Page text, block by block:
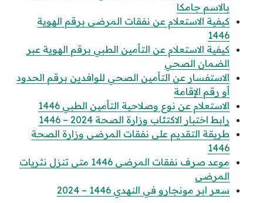
بالاسم جامكا
كيفية الاستعلام عن نفقات المرضى برقم الهوية
1446
كيفية الاستعلام عن التأمين الطبي برقم الهوية عبر
الضمان الصحي
الاستفسار عن التأمين الصحي للوافدين برقم الحدود
أو رقم الإقامة
الاستعلام عن نوع وصلاحية التأمين الطبي 1446
رابط اختبار الاكتئاب وزارة الصحة 2024 – 1446
طريقة التقديم على نفقات المرضى وزارة الصحة
1446
موعد صرف نفقات المرضى 1446 متى تنزل نثريات
المرضى
سعر ابر مونجارو في النهدي 1446 – 2024